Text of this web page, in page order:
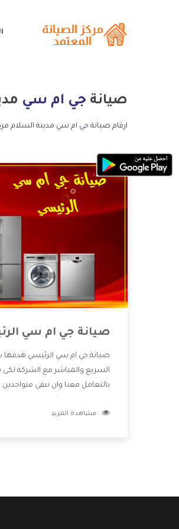
صيانة جي ام سي
ارقام صيانة جي ام سي مدينة السلام
صيانة جي ام سي
صيانة جي ام سي الرئيسي هدفها
السريع والمباشر مع الشركة
بالتعامل معنا وان نبقى
للعميل وان يستمتع بالخدمات
مشاهدة المزيد